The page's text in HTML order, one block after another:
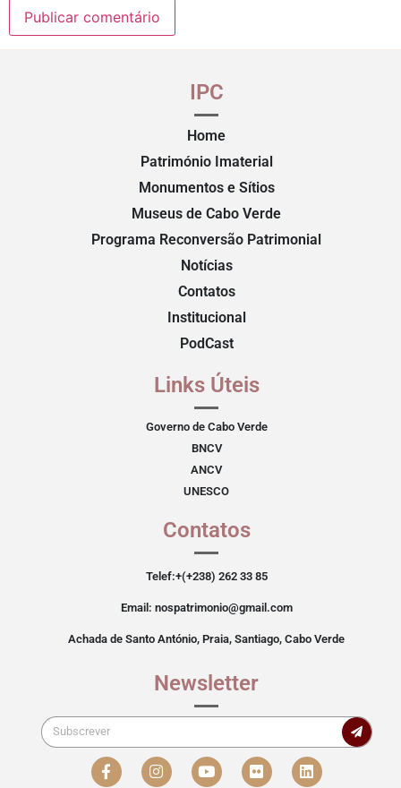
IPC
Home
Património Imaterial
Monumentos e Sítios
Museus de Cabo Verde
Programa Reconversão Patrimonial
Notícias
Contatos
Institucional
PodCast
Links Úteis
Governo de Cabo Verde
BNCV
ANCV
UNESCO
Contatos
Telef:+(+238) 262 33 85
Email: nospatrimonio@gmail.com
Achada de Santo António, Praia, Santiago, Cabo Verde
Newsletter